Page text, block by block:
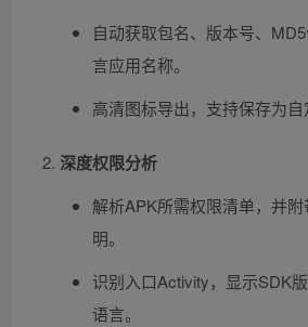
自动获取包名、版本号、
言应用名称。
高清图标导出，支持保存为自
深度权限分析
解析APK所需权限清单，并
明。
识别入口Activity，显示SDK
语言。